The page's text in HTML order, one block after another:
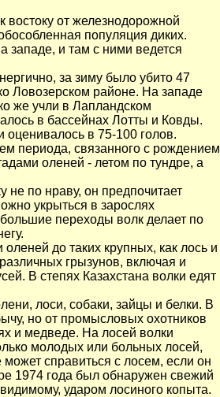
востоку от железнодорожной
популяция диких.
западе, и там с ними ведется
за зиму было убито 47
Ловозерском районе. На западе
же учли в Лапландском
в бассейнах Лотты и Ковды.
оценивалось в 75-100 голов.
периода, связанного с рождением
оленей - летом по тундре, а
по нраву, он предпочитает
укрыться в зарослях
большие переходы волк делает по
до таких крупных, как лось и
грызунов, включая и
В степях Казахстана волки едят
лоси, собаки, зайцы и белки. В
но от промысловых охотников
и медведе. На лосей волки
молодых или больных лосей,
справиться с лосем, если он
1974 года был обнаружен свежий
ударом лосиного копыта.